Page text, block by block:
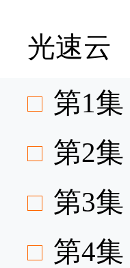
光速云
第1集
第2集
第3集
第4集